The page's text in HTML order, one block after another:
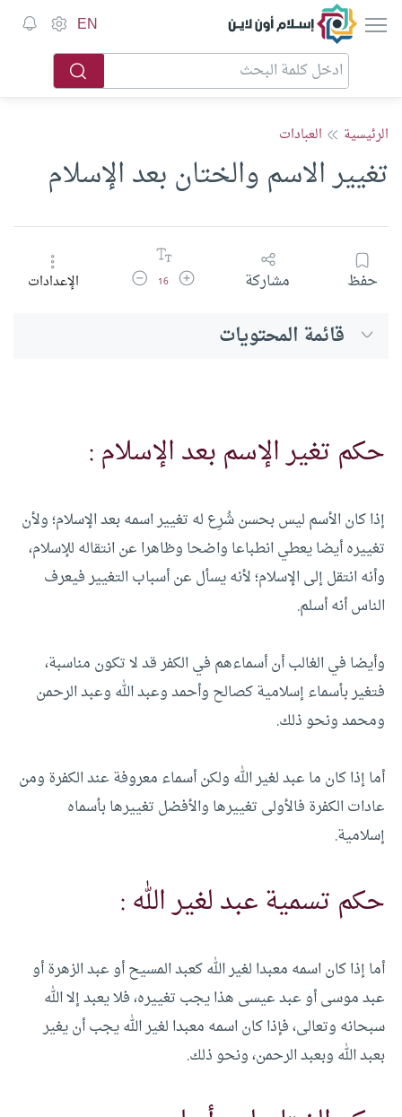
إسلام أون لاين EN
الرئيسية العبادات
تغيير الاسم والختان بعد الإسلام
حفظ مشاركة زيادة حجم الخط
16 تقليل حجم الخطالإعدادات
قائمة المحتويات
حكم تغير الإسم بعد الإسلام :
إذا كان الأسم ليس بحسن شُرِع له تغيير اسمه بعد الإسلام؛ ولأن
تغييره أيضا يعطي انطباعا واضحا وظاهرا عن انتقاله للإسلام،
وأنه انتقل إلى الإسلام؛ لأنه يسأل عن أسباب التغيير فيعرف
الناس أنه أسلم.
وأيضا في الغالب أن أسماءهم في الكفر قد لا تكون مناسبة،
فتغير بأسماء إسلامية كصالح وأحمد وعبد الله وعبد الرحمن
ومحمد ونحو ذلك.
أما إذا كان ما عبد لغير الله ولكن أسماء معروفة عند الكفرة ومن
عادات الكفرة فالأولى تغييرها والأفضل تغييرها بأسماه
إسلامية.
حكم تسمية عبد لغير الله :
أما إذا كان اسمه معبدا لغير الله كعبد المسيح أو عبد الزهرة أو
عبد موسى أو عبد عيسى هذا يجب تغييره، فلا يعبد إلا الله
سبحانه وتعالى، فإذا كان اسمه معبدا لغير الله يجب أن يغير
بعبد الله وبعبد الرحمن، ونحو ذلك.